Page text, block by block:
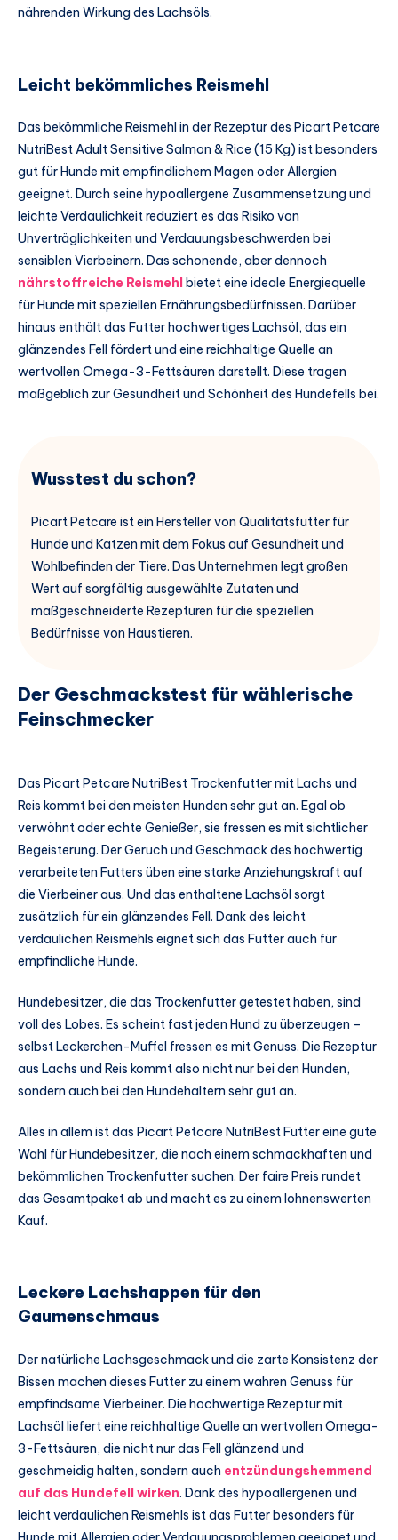
nährenden Wirkung des Lachsöls.
Leicht bekömmliches Reismehl
Das bekömmliche Reismehl in der Rezeptur des Picart Petcare
NutriBest Adult Sensitive Salmon & Rice (15 Kg) ist besonders
gut für Hunde mit empfindlichem Magen oder Allergien
geeignet. Durch seine hypoallergene Zusammensetzung und
leichte Verdaulichkeit reduziert es das Risiko von
Unverträglichkeiten und Verdauungsbeschwerden bei
sensiblen Vierbeinern. Das schonende, aber dennoch
nährstoffreiche Reismehlbietet eine ideale Energiequelle
für Hunde mit speziellen Ernährungsbedürfnissen. Darüber
hinaus enthält das Futter hochwertiges Lachsöl, das ein
glänzendes Fell fördert und eine reichhaltige Quelle an
wertvollen Omega-3-Fettsäuren darstellt. Diese tragen
maßgeblich zur Gesundheit und Schönheit des Hundefells bei.
Wusstest du schon?
Picart Petcare ist ein Hersteller von Qualitätsfutter für
Hunde und Katzen mit dem Fokus auf Gesundheit und
Wohlbefinden der Tiere. Das Unternehmen legt großen
Wert auf sorgfältig ausgewählte Zutaten und
maßgeschneiderte Rezepturen für die speziellen
Bedürfnisse von Haustieren.
Der Geschmackstest für wählerische
Feinschmecker
Das Picart Petcare NutriBest Trockenfutter mit Lachs und
Reis kommt bei den meisten Hunden sehr gut an. Egal ob
verwöhnt oder echte Genießer, sie fressen es mit sichtlicher
Begeisterung. Der Geruch und Geschmack des hochwertig
verarbeiteten Futters üben eine starke Anziehungskraft auf
die Vierbeiner aus. Und das enthaltene Lachsöl sorgt
zusätzlich für ein glänzendes Fell. Dank des leicht
verdaulichen Reismehls eignet sich das Futter auch für
empfindliche Hunde.
Hundebesitzer, die das Trockenfutter getestet haben, sind
voll des Lobes. Es scheint fast jeden Hund zu überzeugen –
selbst Leckerchen-Muffel fressen es mit Genuss. Die Rezeptur
aus Lachs und Reis kommt also nicht nur bei den Hunden,
sondern auch bei den Hundehaltern sehr gut an.
Alles in allem ist das Picart Petcare NutriBest Futter eine gute
Wahl für Hundebesitzer, die nach einem schmackhaften und
bekömmlichen Trockenfutter suchen. Der faire Preis rundet
das Gesamtpaket ab und macht es zu einem lohnenswerten
Kauf.
Leckere Lachshappen für den
Gaumenschmaus
Der natürliche Lachsgeschmack und die zarte Konsistenz der
Bissen machen dieses Futter zu einem wahren Genuss für
empfindsame Vierbeiner. Die hochwertige Rezeptur mit
Lachsöl liefert eine reichhaltige Quelle an wertvollen Omega-
3-Fettsäuren, die nicht nur das Fell glänzend und
geschmeidig halten, sondern auch entzündungshemmend
auf das Hundefell wirken. Dank des hypoallergenen und
leicht verdaulichen Reismehls ist das Futter besonders für